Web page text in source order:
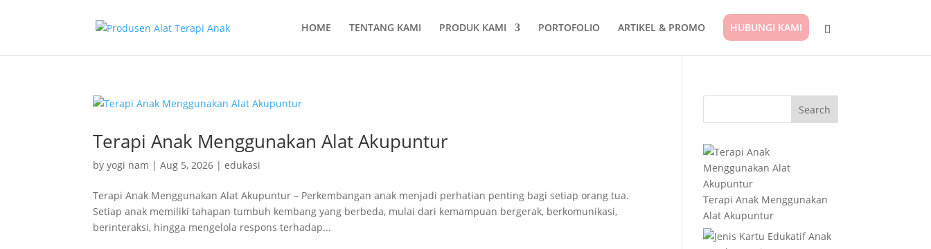
HOME TENTANG KAMI PRODUK KAMI PORTOFOLIO ARTIKEL & PROMO HUBUNGI KAMI
Terapi Anak Menggunakan Alat Akupuntur
byyogi nam |Aug 5, 2026 |edukasi
Terapi Anak Menggunakan Alat Akupuntur – Perkembangan anak menjadi perhatian penting bagi setiap orang tua.
Setiap anak memiliki tahapan tumbuh kembang yang berbeda, mulai dari kemampuan bergerak, berkomunikasi,
berinteraksi, hingga mengelola respons terhadap...
Terapi Anak Menggunakan
Alat Akupuntur